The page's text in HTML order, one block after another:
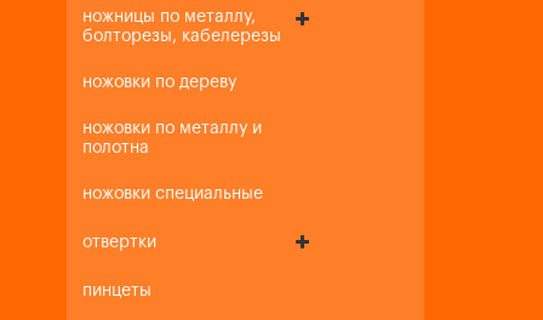
ножницы по металлу,
болторезы, кабелерезы
ножовки по дереву
ножовки по металлу и
полотна
ножовки специальные
отвертки
пинцеты